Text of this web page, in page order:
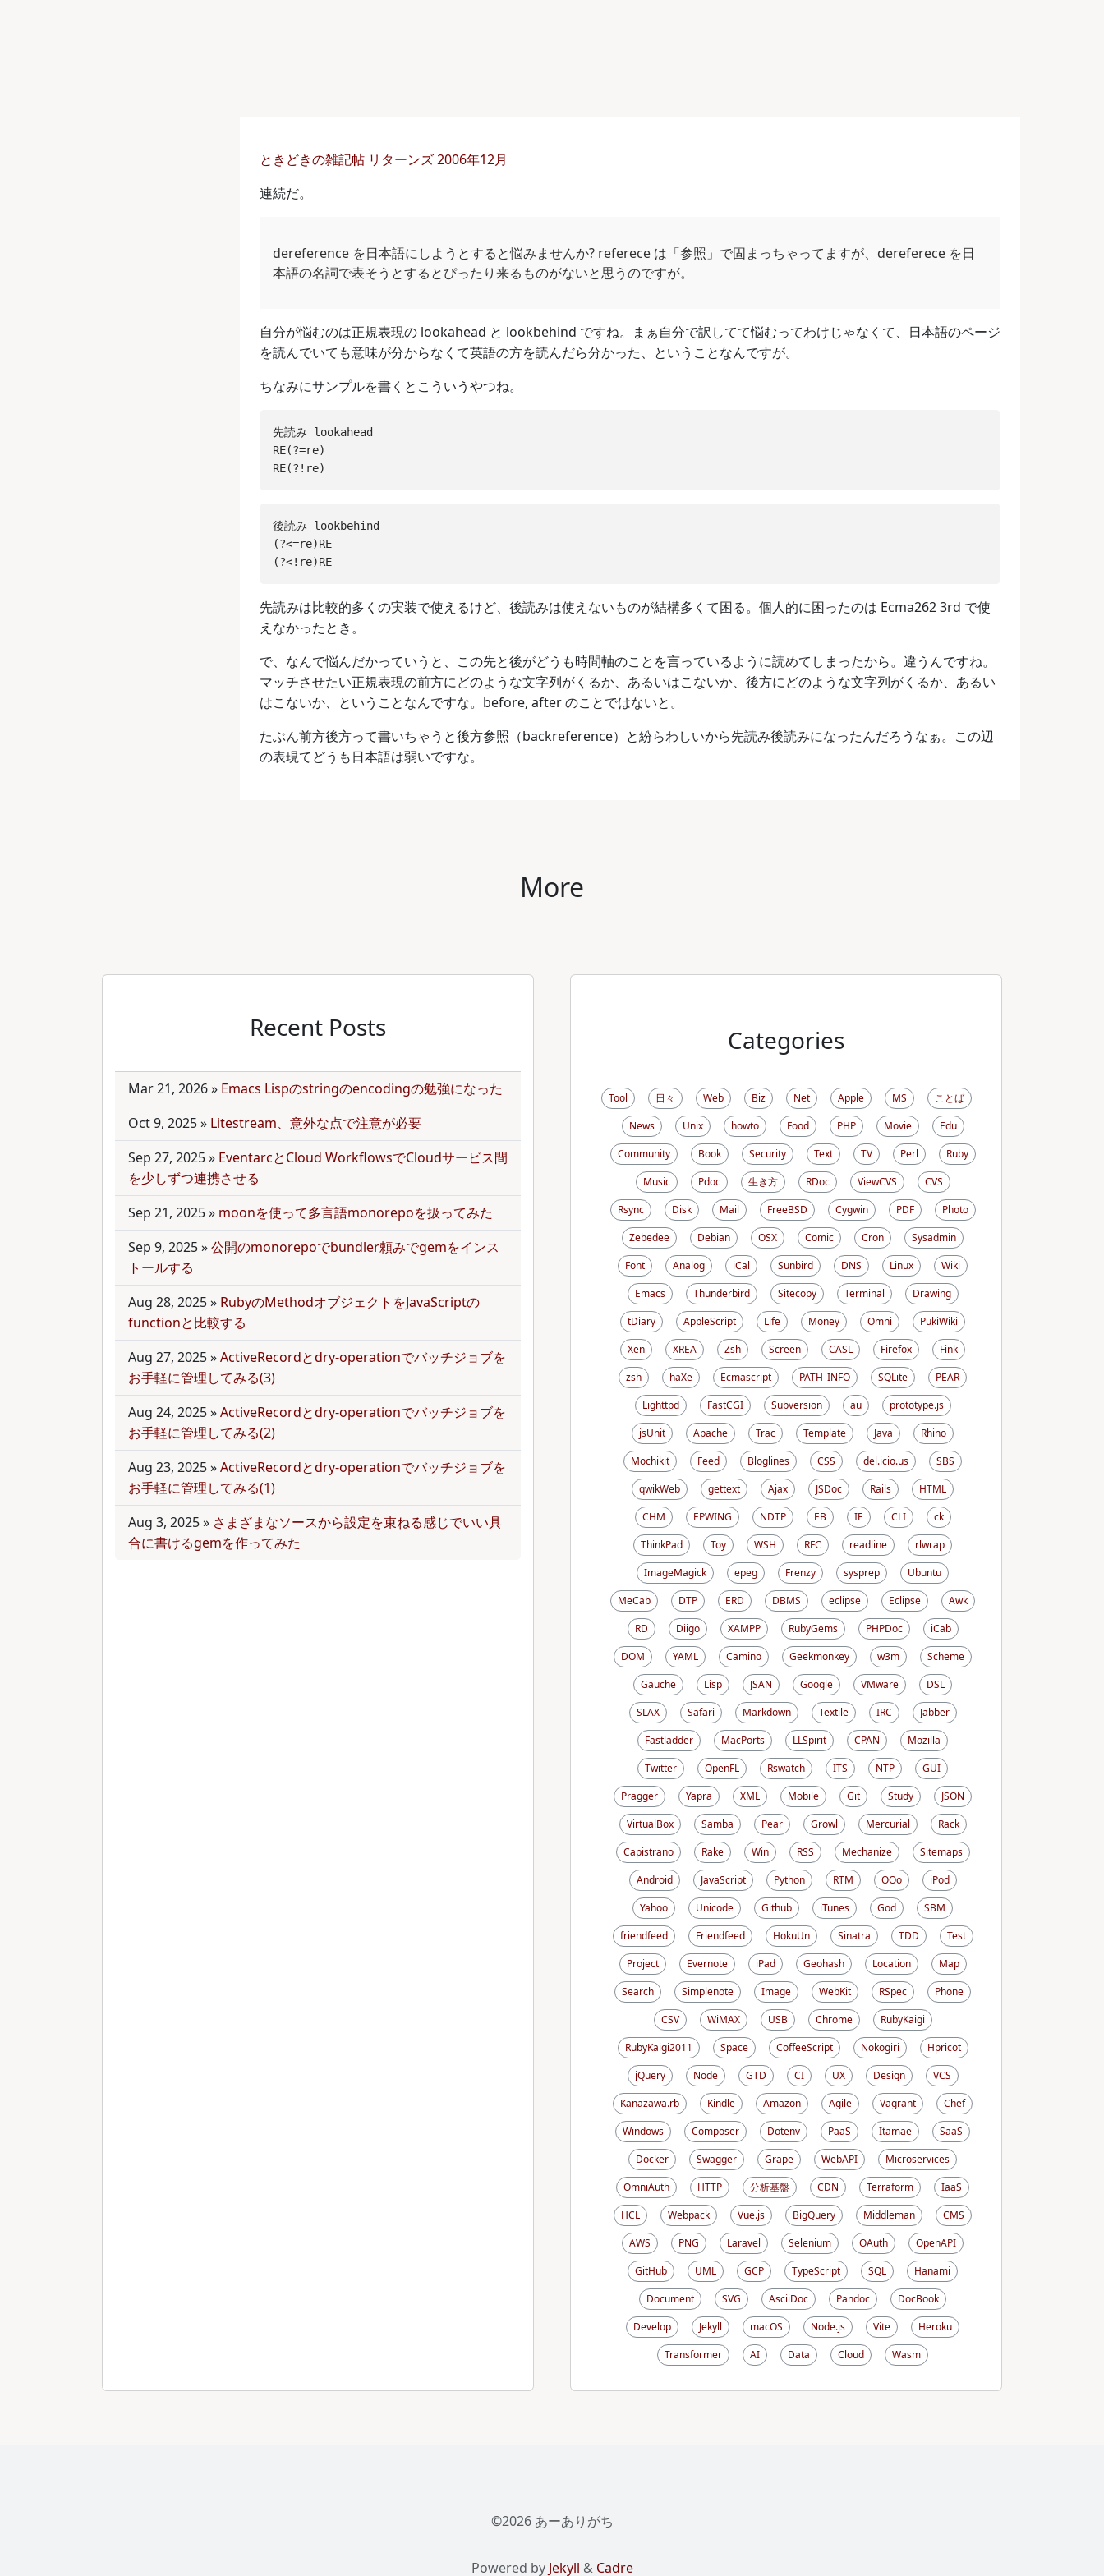
ときどきの雑記帖 リターンズ 2006年12月
連続だ。
dereference を日本語にしようとすると悩みませんか? referece は「参照」で固まっちゃってますが、dereferece を日
本語の名詞で表そうとするとぴったり来るものがないと思うのですが。
自分が悩むのは正規表現の lookahead と lookbehind ですね。まぁ自分で訳してて悩むってわけじゃなくて、日本語のページ
を読んでいても意味が分からなくて英語の方を読んだら分かった、ということなんですが。
ちなみにサンプルを書くとこういうやつね。
先読み lookahead
RE(?=re)
後読み lookbehind
(?<=re)RE
先読みは比較的多くの実装で使えるけど、後読みは使えないものが結構多くて困る。個人的に困ったのは Ecma262 3rd で使
えなかったとき。
で、なんで悩んだかっていうと、この先と後がどうも時間軸のことを言っているように読めてしまったから。違うんですね。
マッチさせたい正規表現の前方にどのような文字列がくるか、あるいはこないか、後方にどのような文字列がくるか、あるい
はこないか、ということなんですな。before, after のことではないと。
たぶん前方後方って書いちゃうと後方参照（backreference）と紛らわしいから先読み後読みになったんだろうなぁ。この辺
の表現てどうも日本語は弱いですな。
More
Recent Posts
Mar 21, 2026» Emacs Lispのstringのencodingの勉強になった
Oct 9, 2025» Litestream、意外な点で注意が必要
Sep 27, 2025» EventarcとCloud WorkflowsでCloudサービス間
を少しずつ連携させる
Sep 21, 2025» moonを使って多言語monorepoを扱ってみた
Sep 9, 2025»公開のmonorepoでbundler頼みでgemをインス
トールする
Aug 28, 2025» RubyのMethodオブジェクトをJavaScriptの
functionと比較する
Aug 27, 2025»ActiveRecordとdry-operationでバッチジョブを
お手軽に管理してみる(3)
Aug 24, 2025»ActiveRecordとdry-operationでバッチジョブを
お手軽に管理してみる(2)
Aug 23, 2025»ActiveRecordとdry-operationでバッチジョブを
お手軽に管理してみる(1)
Aug 3, 2025» さまざまなソースから設定を束ねる感じでいい具
合に書けるgemを作ってみた
Categories
Tool 日々 Web Biz Net Apple MS
ことば
News
Unix howto Food PHP Movie
Edu
Community
Book Security Text TV Perl
Ruby
Music
Pdoc 生き方 RDoc ViewCVS
CVS
Rsync
Disk Mail FreeBSD Cygwin PDF
Photo
Zebedee
Debian OSX Comic Cron
Sysadmin
Font
Analog iCal Sunbird DNS Linux
Wiki
Emacs
Thunderbird Sitecopy Terminal
Drawing
tDiary
AppleScript Life Money Omni
PukiWiki
Xen
XREA Zsh Screen CASL Firefox
Fink
zsh
haXe Ecmascript PATH_INFO SQLite
PEAR
Lighttpd
FastCGI Subversion au
prototype.js
jsUnit
Apache Trac Template Java
Rhino
Mochikit
Feed Bloglines CSS del.icio.us
SBS
qwikWeb
gettext Ajax JSDoc Rails
HTML
CHM
EPWING NDTP EB IE CLI
ck
ThinkPad
Toy WSH RFC readline
rlwrap
ImageMagick
epeg Frenzy sysprep
Ubuntu
MeCab
DTP ERD DBMS eclipse Eclipse
Awk
RD
Diigo XAMPP RubyGems PHPDoc
iCab
DOM
YAML Camino Geekmonkey w3m
Scheme
Gauche
Lisp JSAN Google VMware
DSL
SLAX
Safari Markdown Textile IRC
Jabber
Fastladder
MacPorts LLSpirit CPAN
Mozilla
Twitter
OpenFL Rswatch ITS NTP
GUI
Pragger
Yapra XML Mobile Git Study
JSON
VirtualBox
Samba Pear Growl Mercurial
Rack
Capistrano
Rake Win RSS Mechanize
Sitemaps
Android
JavaScript Python RTM OOo
iPod
Yahoo
Unicode Github iTunes God
SBM
friendfeed
Friendfeed HokuUn Sinatra TDD
Test
Project
Evernote iPad Geohash Location
Map
Search
Simplenote Image WebKit RSpec
Phone
CSV
WiMAX USB Chrome
RubyKaigi
RubyKaigi2011
Space CoffeeScript Nokogiri
Hpricot
jQuery
Node GTD CI UX Design
VCS
Kanazawa.rb
Kindle Amazon Agile Vagrant
Chef
Windows
Composer Dotenv PaaS Itamae
SaaS
Docker
Swagger Grape WebAPI
Microservices
OmniAuth
HTTP 分析基盤 CDN Terraform
IaaS
HCL
Webpack Vue.js BigQuery Middleman
CMS
AWS
PNG Laravel Selenium OAuth
OpenAPI
GitHub
UML GCP TypeScript SQL
Hanami
Document
SVG AsciiDoc Pandoc
DocBook
Develop
Jekyll macOS Node.js Vite
Heroku
Transformer
AI Data Cloud Wasm
©2026 あーありがち
Powered by Jekyll & Cadre